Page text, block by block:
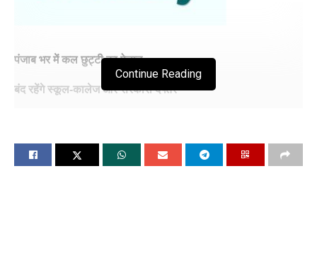
पंजाब भर में कल छुट्टी का ऐलान
बंद रहेंगे स्कूल-कालेज और सरकारी दफ्तर
संस्थान और अन्य व्यावसायिक इकाइयों में छुट्टी रहेगी। यहां बता दें कि
Continue Reading